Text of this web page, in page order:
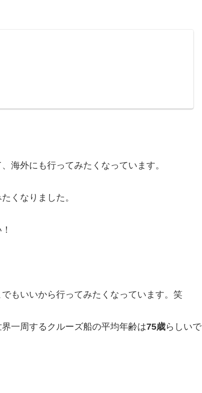
海外にも行ってみたくなっています。
くなりました。
もいいから行ってみたくなっています。笑
一周するクルーズ船の平均年齢は75歳らしいで